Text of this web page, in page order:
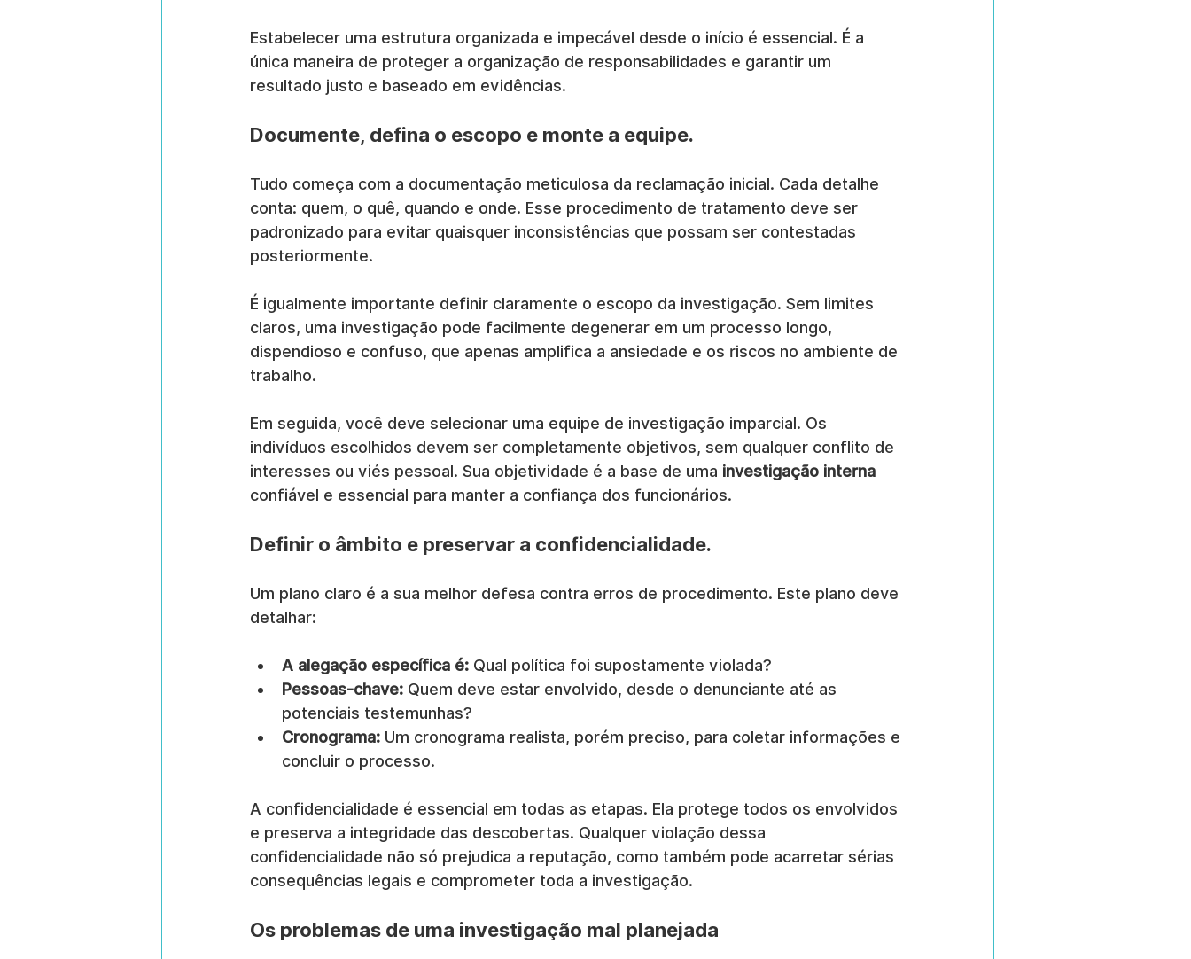
Estabelecer uma estrutura organizada e impecável desde o início é essencial. É a
única maneira de proteger a organização de responsabilidades e garantir um
resultado justo e baseado em evidências.
Documente, defina o escopo e monte a equipe.
Tudo começa com a documentação meticulosa da reclamação inicial. Cada detalhe
conta: quem, o quê, quando e onde. Esse procedimento de tratamento deve ser
padronizado para evitar quaisquer inconsistências que possam ser contestadas
posteriormente.
É igualmente importante definir claramente o escopo da investigação. Sem limites
claros, uma investigação pode facilmente degenerar em um processo longo,
dispendioso e confuso, que apenas amplifica a ansiedade e os riscos no ambiente de
trabalho.
Em seguida, você deve selecionar uma equipe de investigação imparcial. Os
indivíduos escolhidos devem ser completamente objetivos, sem qualquer conflito de
interesses ou viés pessoal. Sua objetividade é a base de uma investigação interna
confiável e essencial para manter a confiança dos funcionários.
Definir o âmbito e preservar a confidencialidade.
Um plano claro é a sua melhor defesa contra erros de procedimento. Este plano deve
detalhar:
A alegação específica é: Qual política foi supostamente violada?
Pessoas-chave: Quem deve estar envolvido, desde o denunciante até as
potenciais testemunhas?
Cronograma: Um cronograma realista, porém preciso, para coletar informações e
concluir o processo.
A confidencialidade é essencial em todas as etapas. Ela protege todos os envolvidos
e preserva a integridade das descobertas. Qualquer violação dessa
confidencialidade não só prejudica a reputação, como também pode acarretar sérias
consequências legais e comprometer toda a investigação.
Os problemas de uma investigação mal planejada